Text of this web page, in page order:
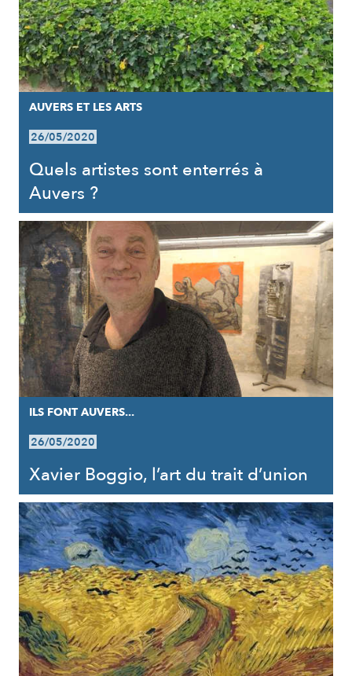
AUVERS ET LES ARTS
26/05/2020
Quels artistes sont enterrés à
Auvers ?
ILS FONT AUVERS...
26/05/2020
Xavier Boggio, l’art du trait d’union